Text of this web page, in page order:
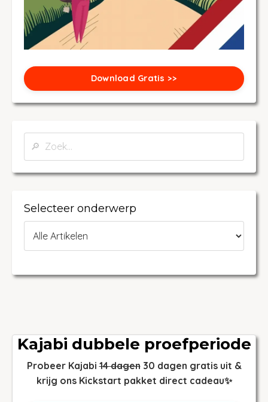
Download Gratis >>
Selecteer onderwerp
Kajabi dubbele proefperiode
Probeer Kajabi14 dagen30 dagen gratis uit &
krijg ons Kickstart pakket direct cadeau✨